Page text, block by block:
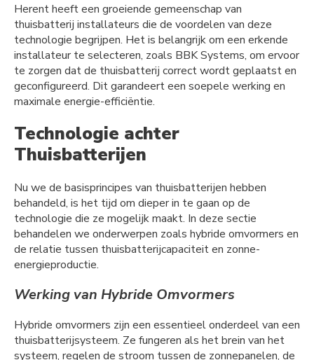
Herent heeft een groeiende gemeenschap van
thuisbatterij installateurs die de voordelen van deze
technologie begrijpen. Het is belangrijk om een erkende
installateur te selecteren, zoals BBK Systems, om ervoor
te zorgen dat de thuisbatterij correct wordt geplaatst en
geconfigureerd. Dit garandeert een soepele werking en
maximale energie-efficiëntie.
Technologie achter
Thuisbatterijen
Nu we de basisprincipes van thuisbatterijen hebben
behandeld, is het tijd om dieper in te gaan op de
technologie die ze mogelijk maakt. In deze sectie
behandelen we onderwerpen zoals hybride omvormers en
de relatie tussen thuisbatterijcapaciteit en zonne-
energieproductie.
Werking van Hybride Omvormers
Hybride omvormers zijn een essentieel onderdeel van een
thuisbatterijsysteem. Ze fungeren als het brein van het
systeem, regelen de stroom tussen de zonnepanelen, de